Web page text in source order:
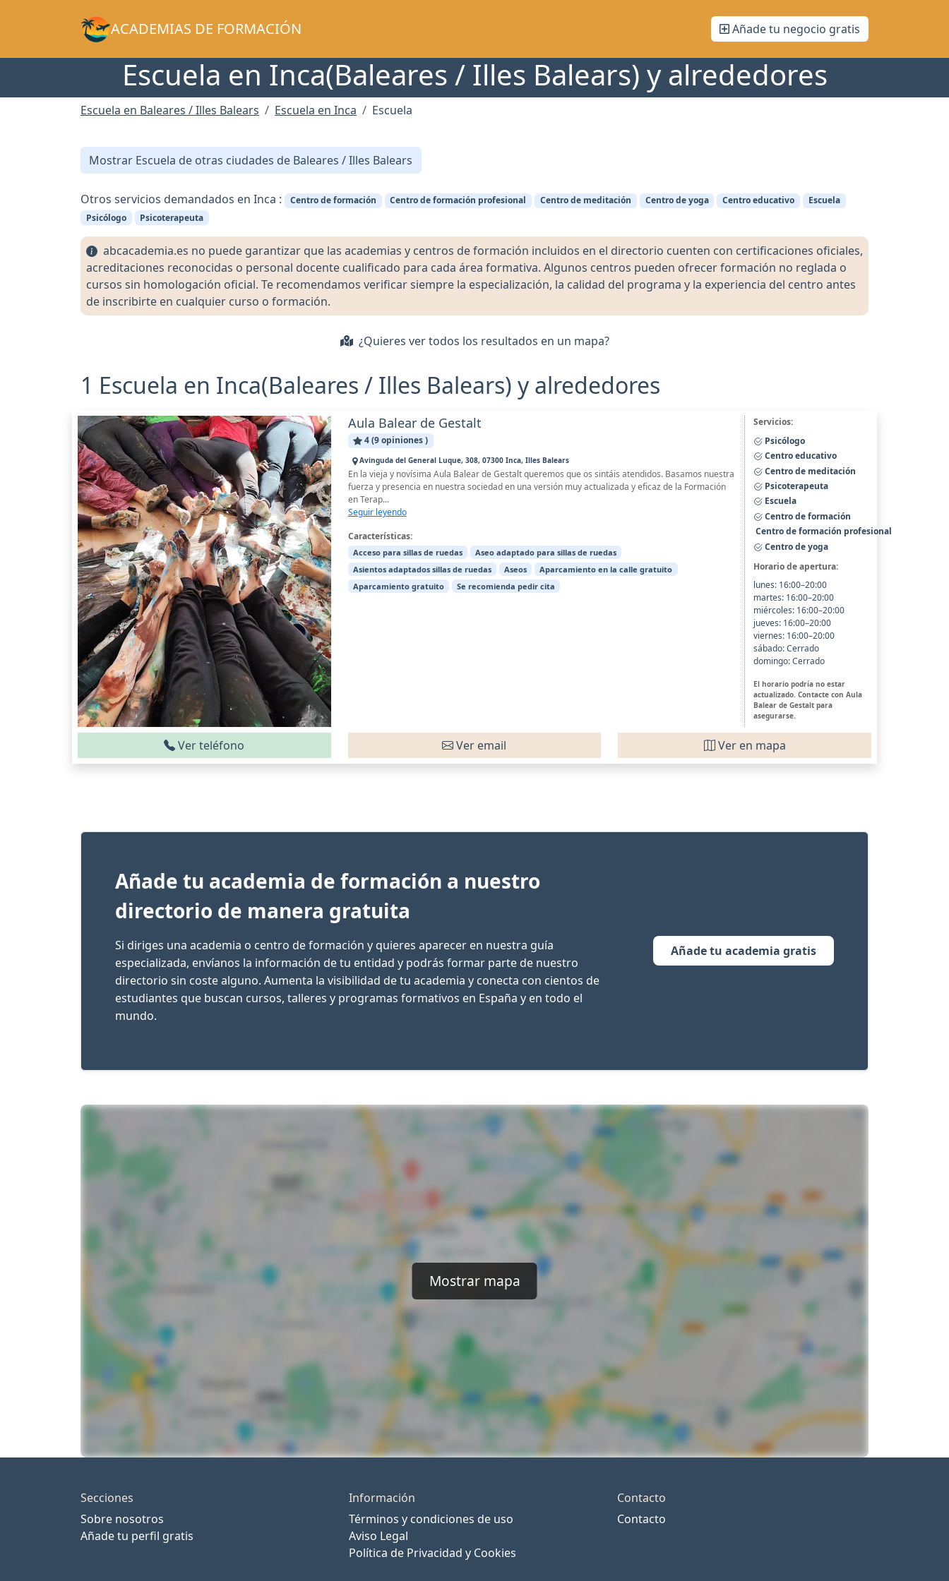
ACADEMIAS DE FORMACIÓN Añade tu negocio gratis
Escuela en Inca(Baleares / Illes Balears) y alrededores
Escuela en Baleares / Illes Balears Escuela en Inca Escuela
Mostrar Escuela de otras ciudades de Baleares / Illes Balears
Otros servicios demandados en Inca : Centro de formación Centro de formación profesional Centro de meditación Centro de yoga Centro educativo
Escuela
Psicólogo
Psicoterapeuta
abcacademia.es no puede garantizar que las academias y centros de formación incluidos en el directorio cuenten con certificaciones oficiales,
acreditaciones reconocidas o personal docente cualificado para cada área formativa. Algunos centros pueden ofrecer formación no reglada o
cursos sin homologación oficial. Te recomendamos verificar siempre la especialización, la calidad del programa y la experiencia del centro antes
de inscribirte en cualquier curso o formación.
¿Quieres ver todos los resultados en un mapa?
1 Escuela en Inca(Baleares / Illes Balears) y alrededores
Aula Balear de Gestalt
4 (9 opiniones )
Avinguda del General Luque, 308, 07300 Inca, Illes Balears
En la vieja y novísima Aula Balear de Gestalt queremos que os sintáis atendidos. Basamos nuestra
fuerza y presencia en nuestra sociedad en una versión muy actualizada y eficaz de la Formación
en Terap...
Seguir leyendo
Características:
Acceso para sillas de ruedas
Aseo adaptado para sillas de ruedas
Asientos adaptados sillas de ruedas
Aseos
Aparcamiento en la calle gratuito
Aparcamiento gratuito
Se recomienda pedir cita
Servicios:
Psicólogo
Centro educativo
Centro de meditación
Psicoterapeuta
Escuela
Centro de formación
Centro de formación profesional
Centro de yoga
Horario de apertura:
lunes: 16:00–20:00
martes: 16:00–20:00
miércoles: 16:00–20:00
jueves: 16:00–20:00
viernes: 16:00–20:00
sábado: Cerrado
domingo: Cerrado
El horario podría no estar
actualizado. Contacte con Aula
Balear de Gestalt para
asegurarse.
Ver teléfono Ver email Ver en mapa
Añade tu academia de formación a nuestro
directorio de manera gratuita
Si diriges una academia o centro de formación y quieres aparecer en nuestra guía
especializada, envíanos la información de tu entidad y podrás formar parte de nuestro
directorio sin coste alguno. Aumenta la visibilidad de tu academia y conecta con cientos de
estudiantes que buscan cursos, talleres y programas formativos en España y en todo el
mundo.
Añade tu academia gratis
Mostrar mapa
Secciones
Sobre nosotros
Añade tu perfil gratis
Información
Términos y condiciones de uso
Aviso Legal
Política de Privacidad y Cookies
Contacto
Contacto